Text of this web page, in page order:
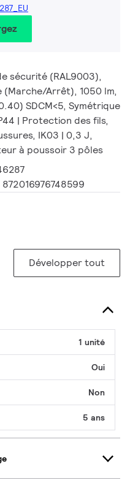
sécurité (RAL9003),
(Marche/Arrêt), 1050 lm,
SDCM<5, Symétrique
| Protection des fils,
IK03 | 0,3 J,
à poussoir 3 pôles
872016976748599
Développer tout
1 unité
Oui
Non
5 ans